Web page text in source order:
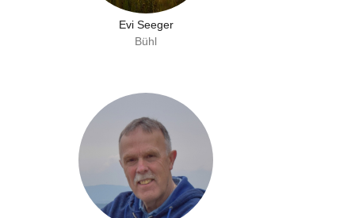
Evi Seeger
Bühl